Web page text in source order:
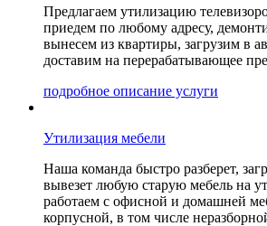
Предлагаем утилизацию
приедем по любому адресу,
вынесем из квартиры, загрузим в
доставим на перерабатывающее
подробное описание услуги
Утилизация мебели
Наша команда быстро разберет,
вывезет любую старую мебель на
работаем с офисной и домашней
корпусной, в том числе